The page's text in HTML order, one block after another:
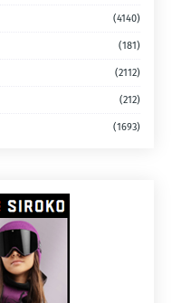
(4140)
(181)
(2112)
(212)
(1693)